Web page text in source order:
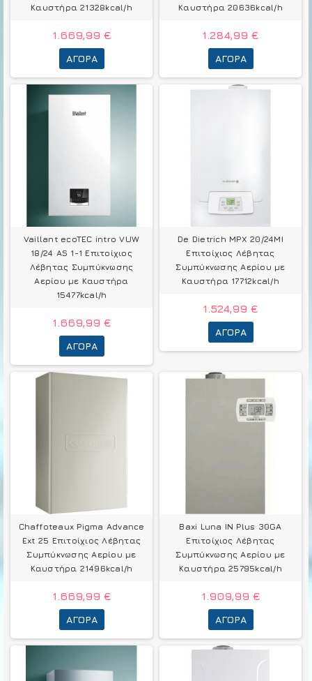
Καυστήρα 21328kcal/h
1.669,99 €
ΑΓΟΡΆ
Καυστήρα 20636kcal/h
1.284,99 €
ΑΓΟΡΆ
Vaillant ecoTEC intro VUW
18/24 AS 1-1 Επιτοίχιος
Λέβητας Συμπύκνωσης
Αερίου με Καυστήρα
15477kcal/h
1.669,99 €
ΑΓΟΡΆ
De Dietrich MPX 20/24MI
Επιτοίχιος Λέβητας
Συμπύκνωσης Αερίου με
Καυστήρα 17712kcal/h
1.524,99 €
ΑΓΟΡΆ
Chaffoteaux Pigma Advance
Ext 25 Επιτοίχιος Λέβητας
Συμπύκνωσης Αερίου με
Καυστήρα 21496kcal/h
1.669,99 €
ΑΓΟΡΆ
Baxi Luna IN Plus 30GA
Επιτοίχιος Λέβητας
Συμπύκνωσης Αερίου με
Καυστήρα 25795kcal/h
1.909,99 €
ΑΓΟΡΆ